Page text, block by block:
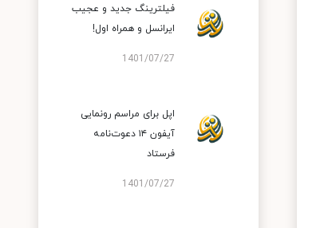
فیلترینگ جدید و عجیب
ایرانسل و همراه اول!
1401/07/27
اپل برای مراسم رونمایی
آیفون ۱۴ دعوت‌نامه
فرستاد
1401/07/27